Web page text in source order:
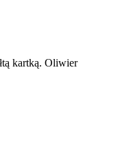
kartką. Oliwier